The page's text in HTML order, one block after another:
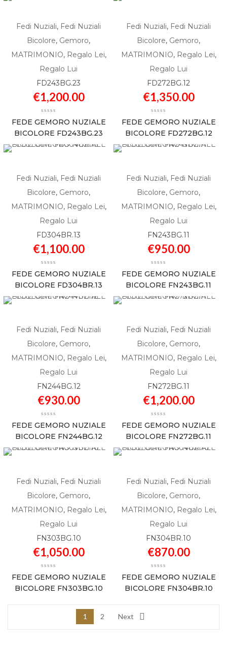
FEDE GEMORO NUZIALE
BICOLORE FD243BG.23
Fedi Nuziali, Fedi Nuziali
Bicolore, Gemoro,
MATRIMONIO, Regalo Lei,
Regalo Lui
FD243BG.23
€1,200.00
FEDE GEMORO NUZIALE
BICOLORE FD272BG.12
Fedi Nuziali, Fedi Nuziali
Bicolore, Gemoro,
MATRIMONIO, Regalo Lei,
Regalo Lui
FD272BG.12
€1,350.00
FEDE GEMORO NUZIALE
BICOLORE FD304BR.13
Fedi Nuziali, Fedi Nuziali
Bicolore, Gemoro,
MATRIMONIO, Regalo Lei,
Regalo Lui
FD304BR.13
€1,100.00
FEDE GEMORO NUZIALE
BICOLORE FN243BG.11
Fedi Nuziali, Fedi Nuziali
Bicolore, Gemoro,
MATRIMONIO, Regalo Lei,
Regalo Lui
FN243BG.11
€950.00
FEDE GEMORO NUZIALE
BICOLORE FN244BG.12
Fedi Nuziali, Fedi Nuziali
Bicolore, Gemoro,
MATRIMONIO, Regalo Lei,
Regalo Lui
FN244BG.12
€930.00
FEDE GEMORO NUZIALE
BICOLORE FN272BG.11
Fedi Nuziali, Fedi Nuziali
Bicolore, Gemoro,
MATRIMONIO, Regalo Lei,
Regalo Lui
FN272BG.11
€1,200.00
FEDE GEMORO NUZIALE
BICOLORE FN303BG.10
Fedi Nuziali, Fedi Nuziali
Bicolore, Gemoro,
MATRIMONIO, Regalo Lei,
Regalo Lui
FN303BG.10
€1,050.00
FEDE GEMORO NUZIALE
BICOLORE FN304BR.10
Fedi Nuziali, Fedi Nuziali
Bicolore, Gemoro,
MATRIMONIO, Regalo Lei,
Regalo Lui
FN304BR.10
€870.00
1 2 Next